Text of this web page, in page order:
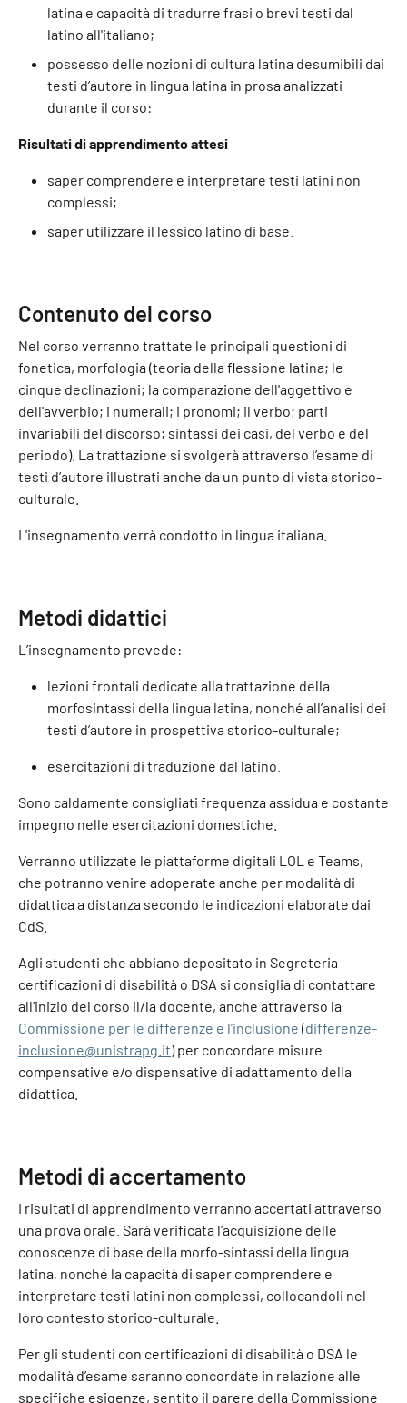
latina e capacità di tradurre frasi o brevi testi dal
latino all'italiano;
possesso delle nozioni di cultura latina desumibili dai
testi d’autore in lingua latina in prosa analizzati
durante il corso:
Risultati di apprendimento attesi
saper comprendere e interpretare testi latini non
complessi;
saper utilizzare il lessico latino di base.
Contenuto del corso
Nel corso verranno trattate le principali questioni di
fonetica, morfologia (teoria della flessione latina; le
cinque declinazioni; la comparazione dell'aggettivo e
dell'avverbio; i numerali; i pronomi; il verbo; parti
invariabili del discorso; sintassi dei casi, del verbo e del
periodo). La trattazione si svolgerà attraverso l’esame di
testi d’autore illustrati anche da un punto di vista storico-
culturale.
L'insegnamento verrà condotto in lingua italiana.
Metodi didattici
L’insegnamento prevede:
lezioni frontali dedicate alla trattazione della
morfosintassi della lingua latina, nonché all’analisi dei
testi d’autore in prospettiva storico-culturale;
esercitazioni di traduzione dal latino.
Sono caldamente consigliati frequenza assidua e costante
impegno nelle esercitazioni domestiche.
Verranno utilizzate le piattaforme digitali LOL e Teams,
che potranno venire adoperate anche per modalità di
didattica a distanza secondo le indicazioni elaborate dai
CdS.
Agli studenti che abbiano depositato in Segreteria
certificazioni di disabilità o DSA si consiglia di contattare
all’inizio del corso il/la docente, anche attraverso la
Commissione per le differenze e l’inclusione (differenze-
inclusione@unistrapg.it) per concordare misure
compensative e/o dispensative di adattamento della
didattica.
Metodi di accertamento
I risultati di apprendimento verranno accertati attraverso
una prova orale. Sarà verificata l'acquisizione delle
conoscenze di base della morfo-sintassi della lingua
latina, nonché la capacità di saper comprendere e
interpretare testi latini non complessi, collocandoli nel
loro contesto storico-culturale.
Per gli studenti con certificazioni di disabilità o DSA le
modalità d’esame saranno concordate in relazione alle
specifiche esigenze, sentito il parere della Commissione